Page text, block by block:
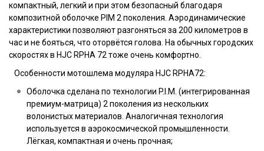
компактный, легкий и при этом безопасный благодаря
композитной оболочке PIM 2 поколения. Аэродинамические
характеристики позволяют разгоняться за 200 километров в
час и не бояться, что оторвётся голова. На обычных городских
скоростях в HJC RPHA 72 тоже очень комфортно.
Особенности мотошлема модуляра HJC RPHA72:
Оболочка сделана по технологии P.I.M. (интегрированная
премиум-матрица) 2 поколения из нескольких
волонистых материалов. Аналогичная технология
используется в аэрокосмической промышленности.
Лёгкая, компактная и очень прочная;